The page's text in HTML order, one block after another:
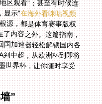
显示“在海外看咪咕视频
源，都是体育赛事版权
外IP挡在了内容之外。这篇指南，
制，用回国加速器轻松解锁国内各
，从NBA到中超，从欧洲杯到即将
美加墨世界杯，让你随时享受
”